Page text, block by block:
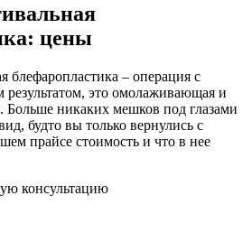
цены
блефаропластика – операция с
это омолаживающая и
Больше никаких мешков под глазами
будто вы только вернулись с
прайсе стоимость и что в нее
консультацию